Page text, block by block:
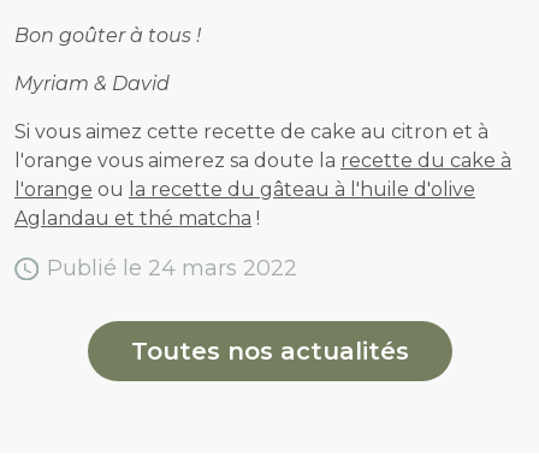
Bon goûter à tous !
Myriam & David
Si vous aimez cette recette de cake au citron et à
l'orange vous aimerez sa doute la recette du cake à
l'orange ou
la recette du gâteau à l'huile d'olive
Aglandau et thé matcha !
Publié le 24 mars 2022
Toutes nos actualités